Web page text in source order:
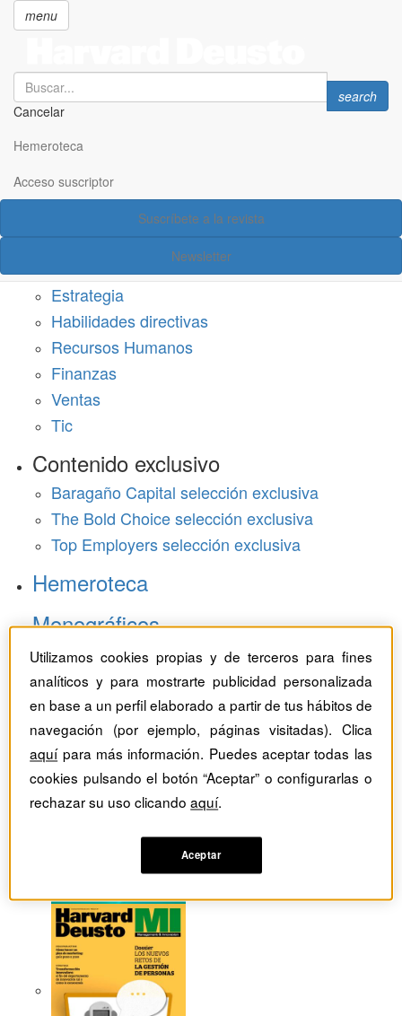
principal
menu
Search
Cancelar
Search
search
Hemeroteca
Acceso suscriptor
Suscríbete a la revista
Newsletter
Acceso suscriptor
Estrategia
Habilidades directivas
Recursos Humanos
Finanzas
Ventas
Tic
Contenido exclusivo
Baragaño Capital selección exclusiva
The Bold Choice selección exclusiva
Top Employers selección exclusiva
Hemeroteca
Monográficos
Dossieres
Revistas del mes
Utilizamos cookies propias y de terceros para fines
analíticos y para mostrarte publicidad personalizada
en base a un perfil elaborado a partir de tus hábitos de
navegación (por ejemplo, páginas visitadas). Clica
aquípara más información. Puedes aceptar todas las
cookies pulsando el botón “Aceptar” o configurarlas o
rechazar su uso clicandoaquí.
Aceptar